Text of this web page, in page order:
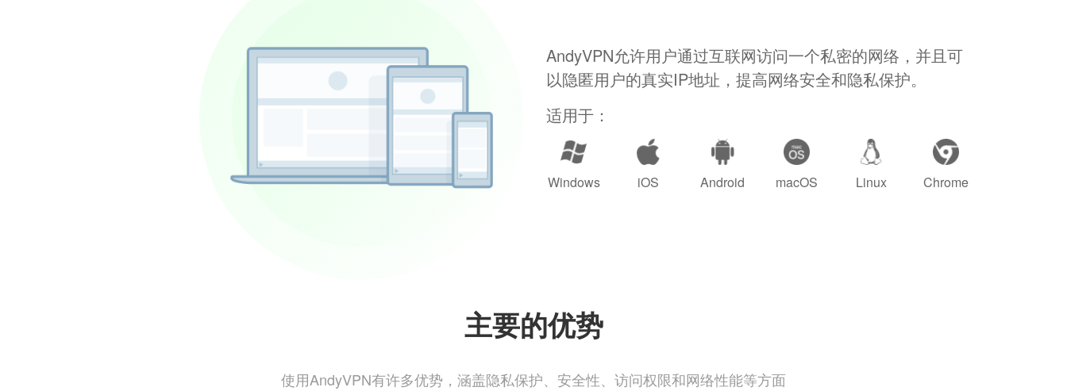
AndyVPN允许用户通过互联网访问一个私密的网络，并且可
以隐匿用户的真实IP地址，提高网络安全和隐私保护。
适用于：
Windows iOS Android macOS Linux Chrome
主要的优势
使用AndyVPN有许多优势，涵盖隐私保护、安全性、访问权限和网络性能等方面